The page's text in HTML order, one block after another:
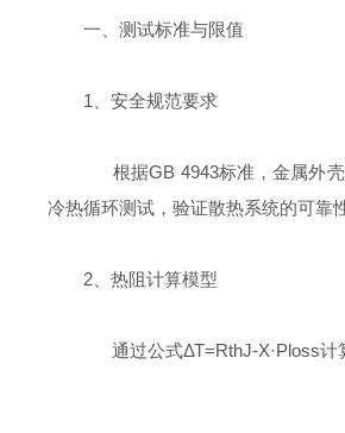
一、测试标准与限值
1、‌安全规范要求‌
根据GB 4943标准，金属外
冷热循环测试，验证散热系统的可靠
2、‌热阻计算模型‌
通过公式ΔΤ=RthJ-X·Ploss